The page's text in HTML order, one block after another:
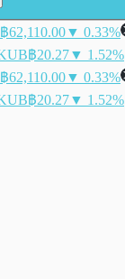
฿62,110.00▼ 0.33%
฿20.27▼ 1.52%
฿62,110.00▼ 0.33%
฿20.27▼ 1.52%